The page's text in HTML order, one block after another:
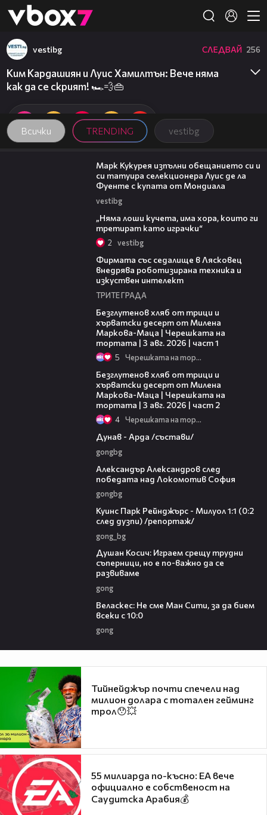
👾
Всички TRENDING vestibg
vestibg СЛЕДВАЙ 256
Ким Кардашиян и Луис Хамилтън: Вече няма
как да се скрият! 🏎️💨👜
00:54
Марк Кукурея изпълни обещанието си и
си татуира селекционера Луис де ла
Фуенте с купата от Мондиала
vestibg
„Няма лоши кучета, има хора, които ги
третират като играчки“
2 vestibg
Фирмата със седалище в Лясковец
внедрява роботизирана техника и
изкуствен интелект
ТРИТЕ ГРАДА
Безглутенов хляб от трици и
хърватски десерт от Милена
Маркова-Маца | Черешката на
тортата | 3 авг. 2026 | част 1
5 Черешката на тортата
Безглутенов хляб от трици и
хърватски десерт от Милена
Маркова-Маца | Черешката на
тортата | 3 авг. 2026 | част 2
4 Черешката на тортата
Дунав - Арда /състави/
gongbg
Александър Александров след
победата над Локомотив София
gongbg
Куинс Парк Рейнджърс - Милуол 1:1 (0:2
след дузпи) /репортаж/
gong_bg
Душан Косич: Играем срещу трудни
съперници, но е по-важно да се
развиваме
gong
Веласкес: Не сме Ман Сити, за да бием
всеки с 10:0
gong
Тийнейджър почти спечели над
милион долара с тотален гейминг
трол😯💥
55 милиарда по-късно: EA вече
официално е собственост на
Саудитска Арабия💰